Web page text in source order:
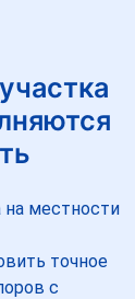
на местности
точное
с